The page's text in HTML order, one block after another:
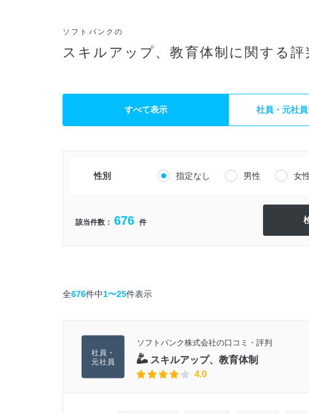
ソフトバンクの
スキルアップ、教育体制に関する評
すべて表示 社員・元社
性別 指定なし 男性 女
該当件数： 676 件
全676件中1〜25件表示
ソフトバンク株式会社の口コミ・評判
スキルアップ、教育体制
4.0